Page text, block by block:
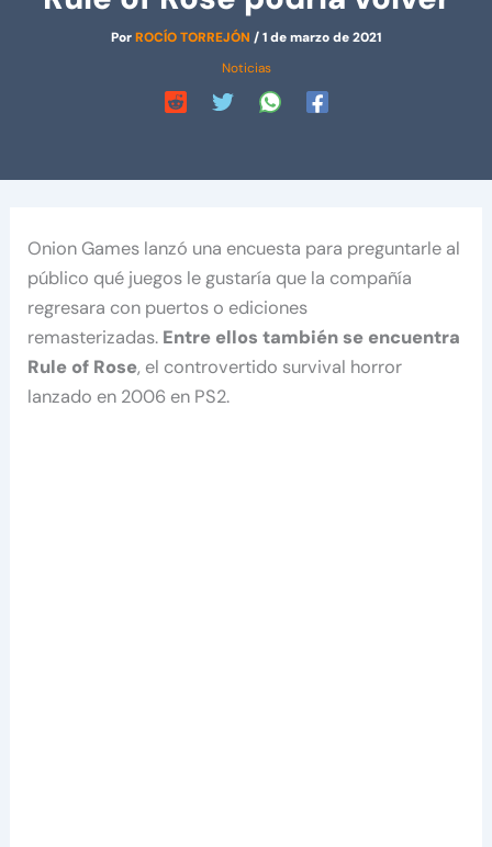
PorROCÍO TORREJÓN /1 de marzo de 2021
Noticias
Onion Games lanzó una encuesta para preguntarle al
público qué juegos le gustaría que la compañía
regresara con puertos o ediciones
remasterizadas. Entre ellos también se encuentra
Rule of Rose, el controvertido survival horror
lanzado en 2006 en PS2.